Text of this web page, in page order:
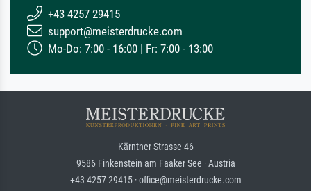
+43 4257 29415
support@meisterdrucke.com
Mo-Do: 7:00 - 16:00 | Fr: 7:00 - 13:00
Kärntner Strasse 46
9586 Finkenstein am Faaker See · Austria
+43 4257 29415 · office@meisterdrucke.com